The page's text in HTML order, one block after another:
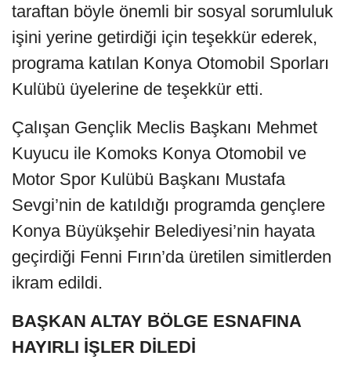
taraftan böyle önemli bir sosyal sorumluluk
işini yerine getirdiği için teşekkür ederek,
programa katılan Konya Otomobil Sporları
Kulübü üyelerine de teşekkür etti.
Çalışan Gençlik Meclis Başkanı Mehmet
Kuyucu ile Komoks Konya Otomobil ve
Motor Spor Kulübü Başkanı Mustafa
Sevgi’nin de katıldığı programda gençlere
Konya Büyükşehir Belediyesi’nin hayata
geçirdiği Fenni Fırın’da üretilen simitlerden
ikram edildi.
BAŞKAN ALTAY BÖLGE ESNAFINA
HAYIRLI İŞLER DİLEDİ